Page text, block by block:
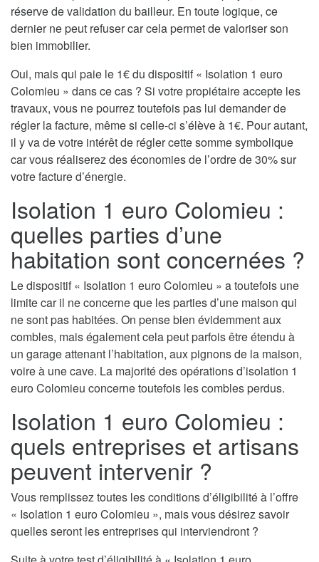
réserve de validation du bailleur. En toute logique, ce
dernier ne peut refuser car cela permet de valoriser son
bien immobilier.
Oui, mais qui paie le 1€ du dispositif « Isolation 1 euro
Colomieu » dans ce cas ? Si votre propiétaire accepte les
travaux, vous ne pourrez toutefois pas lui demander de
régler la facture, même si celle-ci s’élève à 1€. Pour autant,
il y va de votre intérêt de régler cette somme symbolique
car vous réaliserez des économies de l’ordre de 30% sur
votre facture d’énergie.
Isolation 1 euro Colomieu :
quelles parties d’une
habitation sont concernées ?
Le dispositif « Isolation 1 euro Colomieu » a toutefois une
limite car il ne concerne que les parties d’une maison qui
ne sont pas habitées. On pense bien évidemment aux
combles, mais également cela peut parfois être étendu à
un garage attenant l’habitation, aux pignons de la maison,
voire à une cave. La majorité des opérations d’isolation 1
euro Colomieu concerne toutefois les combles perdus.
Isolation 1 euro Colomieu :
quels entreprises et artisans
peuvent intervenir ?
Vous remplissez toutes les conditions d’éligibilité à l’offre
« Isolation 1 euro Colomieu », mais vous désirez savoir
quelles seront les entreprises qui interviendront ?